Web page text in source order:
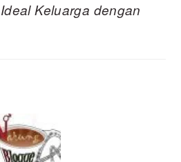
Keluarga dengan